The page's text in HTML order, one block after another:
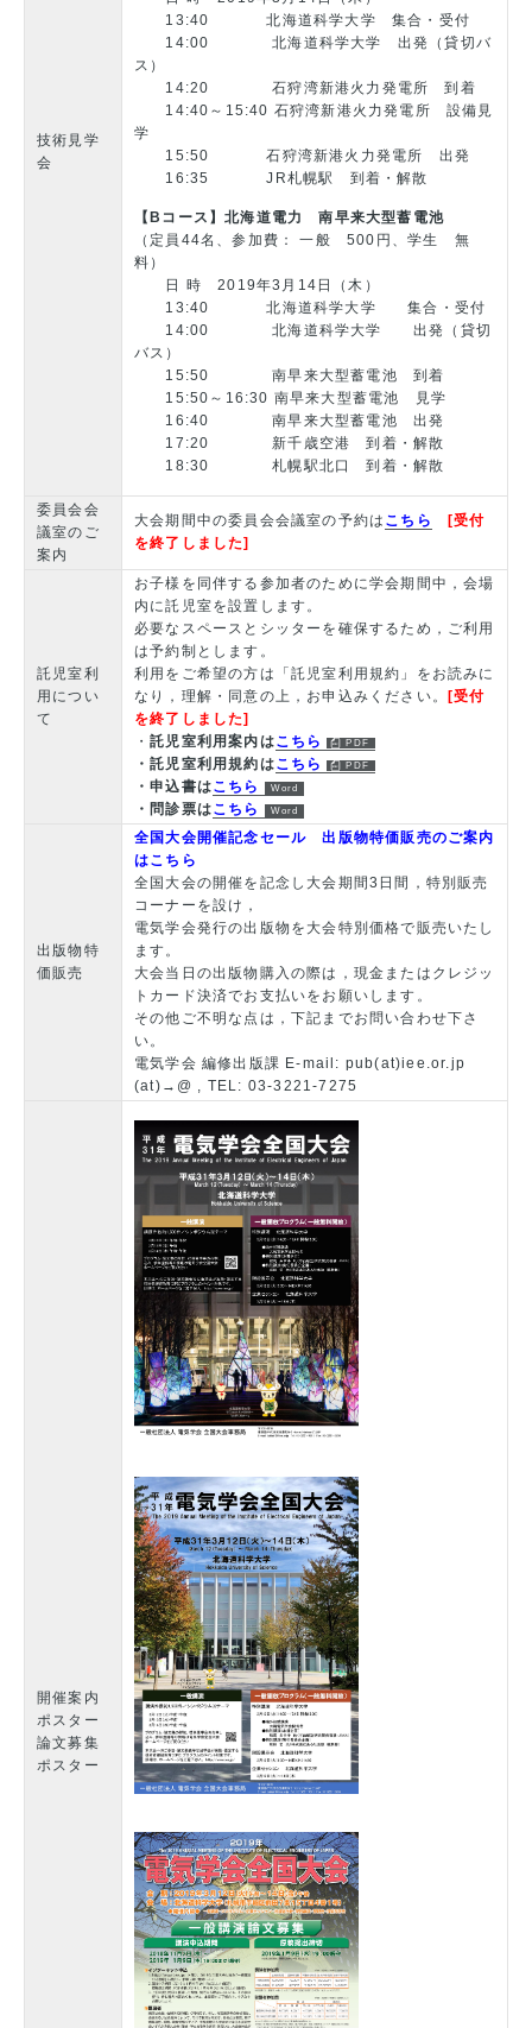
技術見学
会
13:40 北海道科学大学 集合・受付
14:00 北海道科学大学 出発（貸切バ
ス）
14:20 石狩湾新港火力発電所 到着
14:40～15:40 石狩湾新港火力発電所 設備見
学
15:50 石狩湾新港火力発電所 出発
16:35 JR札幌駅 到着・解散
【Bコース】北海道電力 南早来大型蓄電池
（定員44名、参加費： 一般 500円、学生 無
料）
日 時 2019年3月14日（木）
13:40 北海道科学大学 集合・受付
14:00 北海道科学大学 出発（貸切
バス）
15:50 南早来大型蓄電池 到着
15:50～16:30 南早来大型蓄電池 見学
16:40 南早来大型蓄電池 出発
17:20 新千歳空港 到着・解散
18:30 札幌駅北口 到着・解散
委員会会
議室のご
案内
大会期間中の委員会会議室の予約は こちら
[受付
を終了しました]
託児室利
用につい
て
お子様を同伴する参加者のために学会期間中，会場
内に託児室を設置します。
必要なスペースとシッターを確保するため，ご利用
は予約制とします。
利用をご希望の方は「託児室利用規約」をお読みに
なり，理解・同意の上，お申込みください。 [受付
を終了しました]
・託児室利用案内はこちら
・託児室利用規約はこちら
・申込書はこちら
・問診票はこちら
出版物特
価販売
全国大会開催記念セール 出版物特価販売のご案内
はこちら
全国大会の開催を記念し大会期間3日間，特別販売
コーナーを設け，
電気学会発行の出版物を大会特別価格で販売いたし
ます。
大会当日の出版物購入の際は，現金またはクレジッ
トカード決済でお支払いをお願いします。
その他ご不明な点は，下記までお問い合わせ下さ
い。
電気学会 編修出版課 E-mail: pub(at)iee.or.jp
(at)→@ , TEL: 03-3221-7275
開催案内
ポスター
論文募集
ポスター